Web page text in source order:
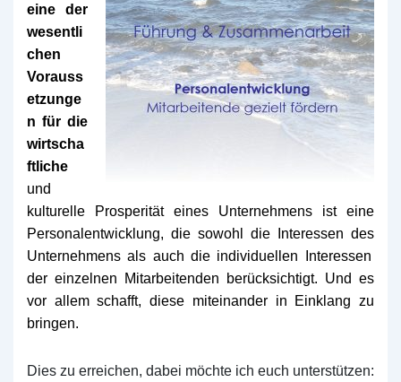
eine der
wesentli
chen
Vorauss
etzunge
n für die
wirtscha
ftliche
und
kulturelle Prosperität eines Unternehmens ist eine
Personalentwicklung, die sowohl die Interessen des
Unternehmens als auch die individuellen Interessen
der einzelnen Mitarbeitenden berücksichtigt. Und es
vor allem schafft, diese miteinander in Einklangzu
bringen.
Dies zu erreichen, dabei möchte ich euch unterstützen: